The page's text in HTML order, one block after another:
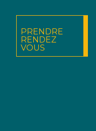
PRENDRE
RENDEZ
VOUS